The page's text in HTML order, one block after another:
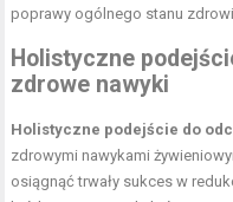
poprawy ogólnego stanu
Holistyczne
zdrowe nawyki
Holistyczne podejście do
zdrowymi nawykami
osiągnąć trwały sukces w